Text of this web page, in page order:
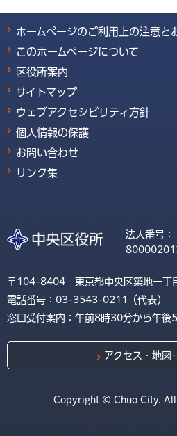
ホームページのご利用上の注意と
このホームページについて
区役所案内
サイトマップ
ウェブアクセシビリティ方針
個人情報の保護
お問い合わせ
リンク集
法人番号：
〒104-8404 東京都中央区築地一丁
電話番号：03-3543-0211（代表）
窓口受付案内：午前8時30分から午後
アクセス・地図
Copyright © Chuo City. All